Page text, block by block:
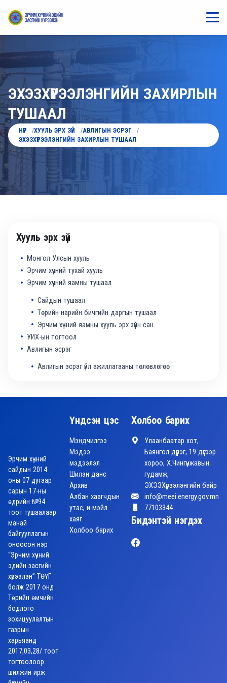
ЭХЭЗХҮРЭЭЛЭНГИЙН ЗАХИРЛЫН
ТУШААЛ
НҮҮР ХУУЛЬ ЭРХ ЗҮЙ
АВЛИГЫН ЭСРЭГ
ЭХЭЗХҮРЭЭЛЭНГИЙН ЗАХИРЛЫН ТУШААЛ
Хууль эрх зүй
Монгол Улсын хууль
Эрчим хүчний тухай хууль
Эрчим хүчний яамны тушаал
Сайдын тушаал
Төрийн нарийн бичгийн даргын тушаал
Эрчим хүчний яамны хууль эрх зүйн сан
УИХ-ын тогтоол
Авлигын эсрэг
Авлигын эсрэг үйл ажиллагааны төлөвлөгөө
Эрчим хүчний
сайдын 2014
оны 07 дугаар
сарын 17-ны
өдрийн №94
тоот тушаалаар
манай
байгууллагын
оноосон нэр
“Эрчим хүчний
эдийн засгийн
хүрээлэн” ТӨҮГ
болж 2017 онд
Төрийн өмчийн
бодлого
зохицуулалтын
газрын
харьяанд
2017,03,28/ тоот
тогтоолоор
шилжин ирж
Үндсэн цэс
Мэндчилгээ
Мэдээ
мэдээлэл
Шилэн данс
Архив
Албан хаагчдын
утас, и-мэйл
хаяг
Холбоо барих
Холбоо барих
Улаанбаатар хот,
Баянгол дүүрэг, 19 дүгээр
хороо, Х.Чингүнжавын
гудамж,
ЭХЭЗХүрээлэнгийн байр
info@meei.energy.gov.mn
77103344
Бидэнтэй нэгдэх